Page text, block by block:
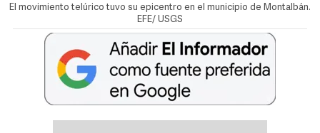
El movimiento telúrico tuvo su epicentro en el municipio de Montalbán.
EFE/ USGS